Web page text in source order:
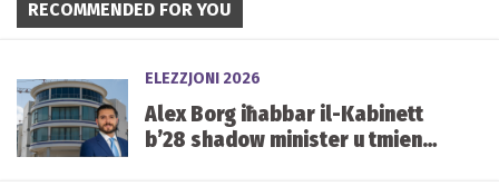
RECOMMENDED FOR YOU
ELEZZJONI 2026
Alex Borg iħabbar il-Kabinett
b’28 shadow minister u tmien